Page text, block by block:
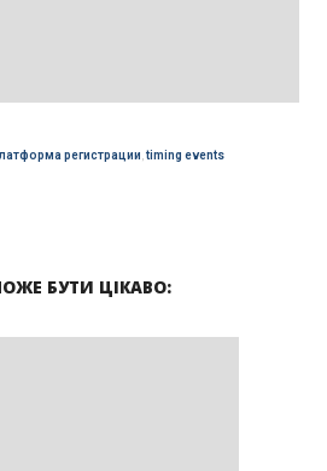
регистрации timing events
БУТИ ЦІКАВО: